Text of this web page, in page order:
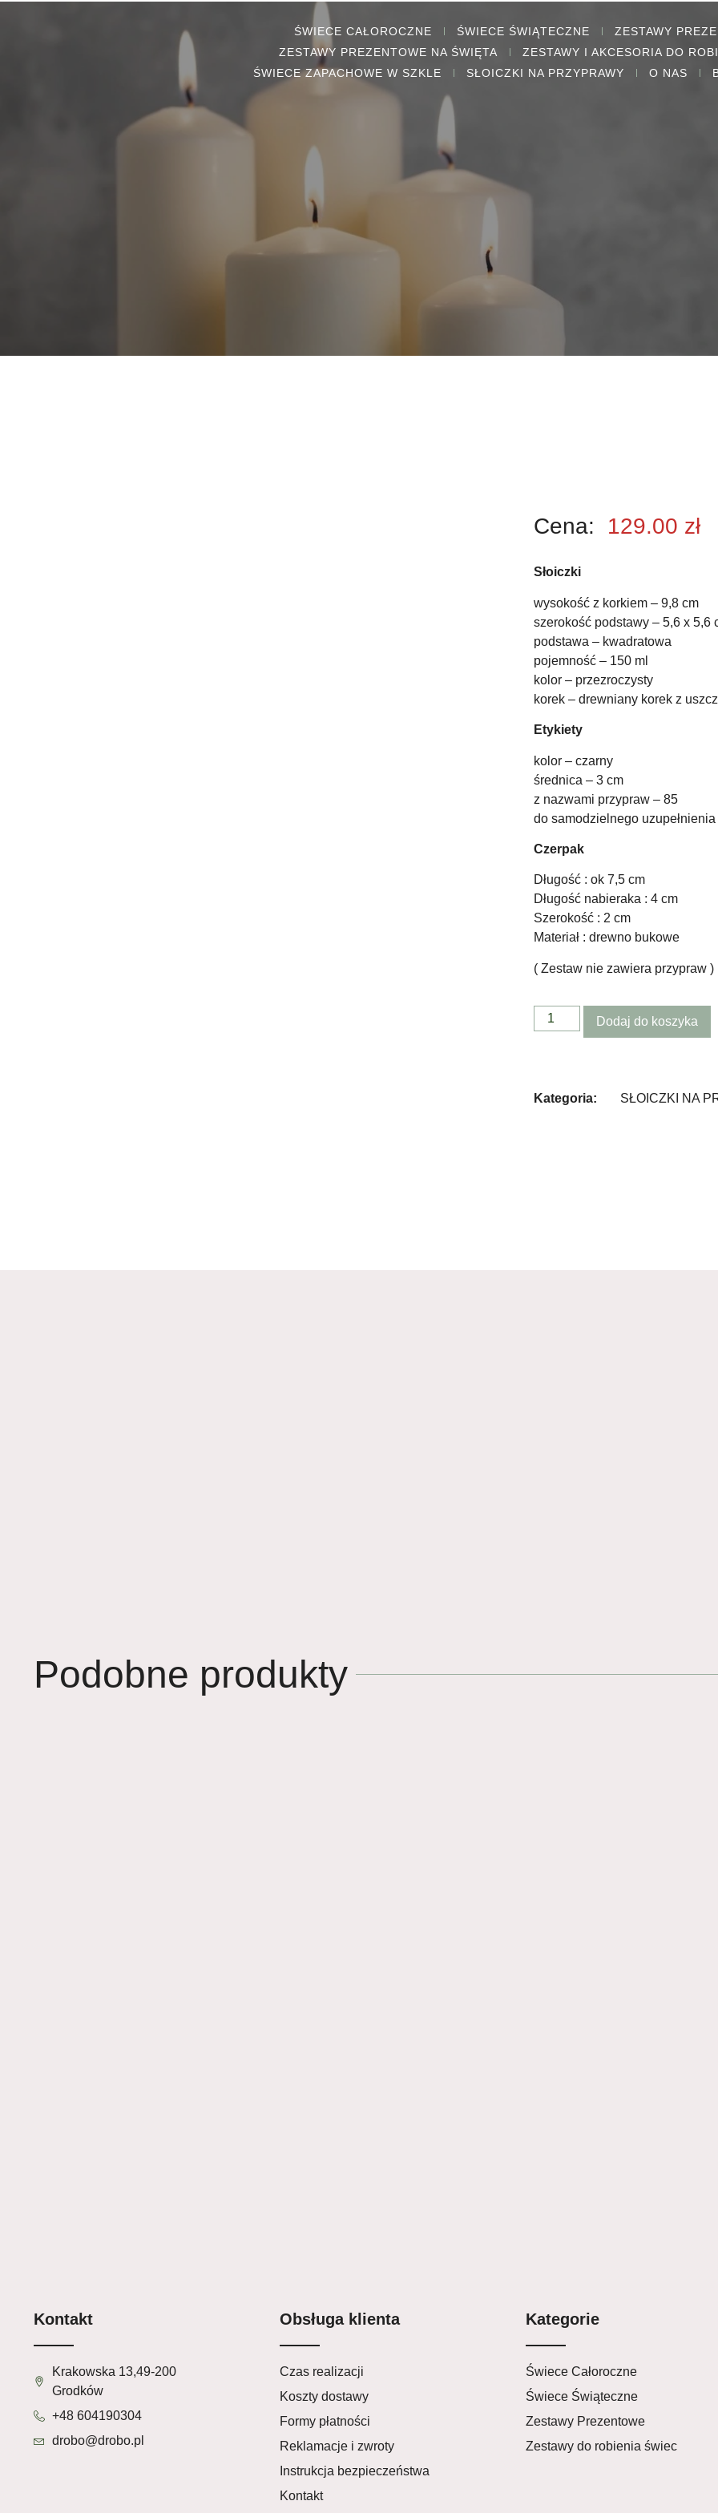
ŚWIECE CAŁOROCZNE ŚWIECE ŚWIĄTECZNE
ZESTAWY
ZESTAWY PREZENTOWE NA ŚWIĘTA
ZESTAWY I AKCESORIA DO
ŚWIECE ZAPACHOWE W SZKLE
SŁOICZKI NA PRZYPRAWY O NAS
Cena: 129.00 zł
Słoiczki
wysokość z korkiem – 9,8 cm
szerokość podstawy – 5,6 x 5,6
podstawa – kwadratowa
pojemność – 150 ml
kolor – przezroczysty
korek – drewniany korek z
Etykiety
kolor – czarny
średnica – 3 cm
z nazwami przypraw – 85
do samodzielnego uzupełnienia
Czerpak
Długość : ok 7,5 cm
Długość nabieraka : 4 cm
Szerokość : 2 cm
Materiał : drewno bukowe
( Zestaw nie zawiera przypraw )
Dodaj do koszyka
Kategoria: SŁOICZKI NA
Podobne produkty
Kontakt
Krakowska 13,49-200
Grodków
+48 604190304
drobo@drobo.pl
Obsługa klienta
Czas realizacji
Koszty dostawy
Formy płatności
Reklamacje i zwroty
Instrukcja bezpieczeństwa
Kontakt
Kategorie
Świece Całoroczne
Świece Świąteczne
Zestawy Prezentowe
Zestawy do robienia świec